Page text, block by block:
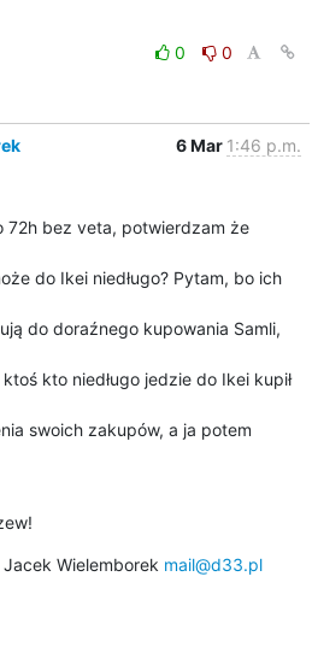
0
0
6 Mar 1:46 p.m.
72h bez veta, potwierdzam że
do Ikei niedługo? Pytam, bo ich
do doraźnego kupowania Samli,
kto niedługo jedzie do Ikei kupił
swoich zakupów, a ja potem
Wielemborek mail@d33.pl